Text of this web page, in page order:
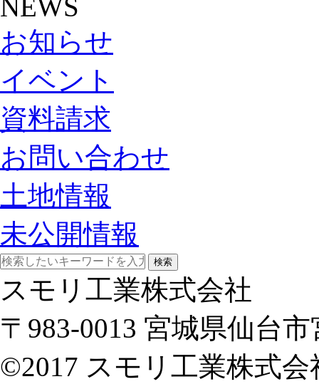
NEWS
お知らせ
イベント
資料請求
お問い合わせ
土地情報
未公開情報
検索
スモリ工業株式会社
〒983-0013 宮城県仙台
©2017 スモリ工業株式